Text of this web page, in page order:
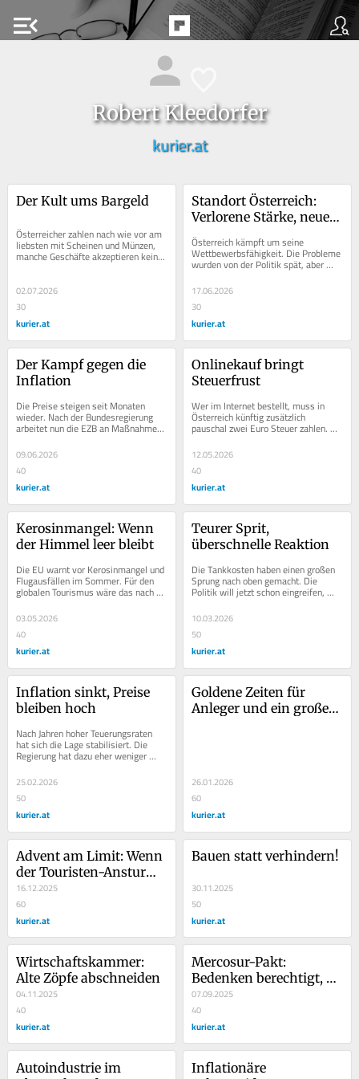
menu_open
Robert Kleedorfer
kurier.at
Der Kult ums Bargeld
Österreicher zahlen nach wie vor am
liebsten mit Scheinen und Münzen,
manche Geschäfte akzeptieren keine
Karten. Das wirkt aus der Zeit
02.07.2026
30
kurier.at
Standort Österreich:
Verlorene Stärke, neue
Chancen
Österreich kämpft um seine
Wettbewerbsfähigkeit. Die Probleme
wurden von der Politik spät, aber
doch erkannt. Jetzt ist deren rasche
Lösung gefragt.
17.06.2026
30
kurier.at
Der Kampf gegen die
Inflation
Die Preise steigen seit Monaten
wieder. Nach der Bundesregierung
arbeitet nun die EZB an Maßnahmen
Wirkung.
09.06.2026
40
kurier.at
Onlinekauf bringt
Steuerfrust
Wer im Internet bestellt, muss in
Österreich künftig zusätzlich
pauschal zwei Euro Steuer zahlen.
Das ist weder sozial fair noch
wirtschaftlich...
12.05.2026
40
kurier.at
Kerosinmangel: Wenn
der Himmel leer bleibt
Die EU warnt vor Kerosinmangel und
Flugausfällen im Sommer. Für den
globalen Tourismus wäre das nach
der Pandemie ein harter Rückschlag.
03.05.2026
40
kurier.at
Teurer Sprit,
überschnelle Reaktion
Die Tankkosten haben einen großen
Sprung nach oben gemacht. Die
Politik will jetzt schon eingreifen,
obwohl die Lage noch unübersichtlich
ist.
10.03.2026
50
kurier.at
Inflation sinkt, Preise
bleiben hoch
Nach Jahren hoher Teuerungsraten
hat sich die Lage stabilisiert. Die
Regierung hat dazu eher weniger
beigetragen, als sie selbst meint.
25.02.2026
50
kurier.at
Goldene Zeiten für
Anleger und ein großes
26.01.2026
60
kurier.at
Advent am Limit: Wenn
der Touristen-Ansturm
zum Problem wird
16.12.2025
60
kurier.at
Bauen statt verhindern!
30.11.2025
50
kurier.at
Wirtschaftskammer:
Alte Zöpfe abschneiden
04.11.2025
40
kurier.at
Mercosur-Pakt:
Bedenken berechtigt,
Blockade nicht
07.09.2025
40
kurier.at
Autoindustrie im
Inflationäre